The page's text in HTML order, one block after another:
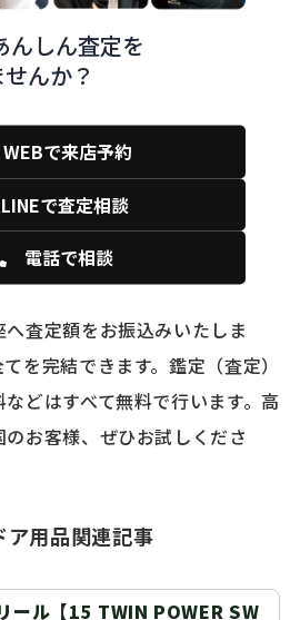
出張査定のご依頼前にある程
ており価値などを知りたい場
だけます。
く時間がない時に便利な往復
配サービス 自宅より宅配便に
）後、買取を選択して成立し
査定額をお振込みいたしま
を完結できます。鑑定（査定）
どはすべて無料で行います。高
お客様、ぜひお試しくださ
ア用品関連記事
ール【15 TWIN POWER SW
んしん査定を
んか？
WEBで来店予約
LINEで査定相談
電話で相談